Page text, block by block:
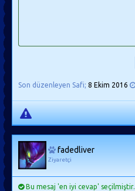
Son düzenleyen Safi; 8 Ekim 2016
fadedliver
Ziyaretçi
Bu mesaj 'en iyi cevap' seçilmiştir.